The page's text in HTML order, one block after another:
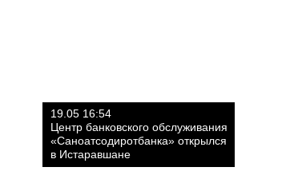
19.05 16:54
Центр банковского обслуживания
«Саноатсодиротбанка» открылся
в Истаравшане